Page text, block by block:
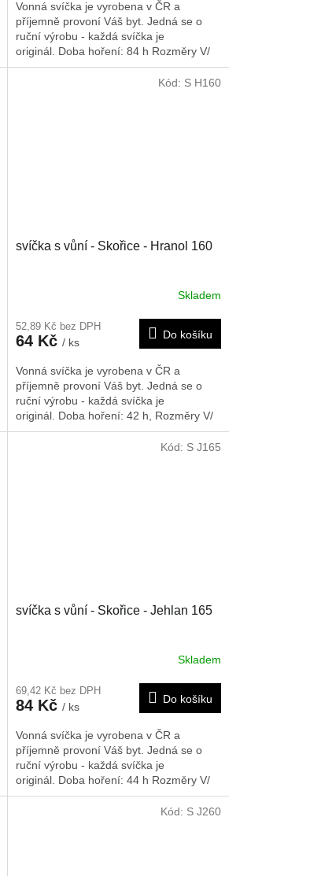
Vonná svíčka je vyrobena v ČR a
příjemně provoní Váš byt. Jedná se o
ruční výrobu - každá svíčka je
originál. Doba hoření: 84 h Rozměry V/
Š/H: 125/80 mm
svíčka s vůní - Skořice - Hranol 160
Skladem
52,89 Kč bez DPH
64 Kč / ks
Do košíku
Vonná svíčka je vyrobena v ČR a
příjemně provoní Váš byt. Jedná se o
ruční výrobu - každá svíčka je
originál. Doba hoření: 42 h, Rozměry V/
Š/H: 160/45/45 mm
Kód: S H160
svíčka s vůní - Skořice - Jehlan 165
Skladem
69,42 Kč bez DPH
84 Kč / ks
Do košíku
Vonná svíčka je vyrobena v ČR a
příjemně provoní Váš byt. Jedná se o
ruční výrobu - každá svíčka je
originál. Doba hoření: 44 h Rozměry V/
Š/H: 165/70/70 mm
Kód: S J165
Kód: S J260